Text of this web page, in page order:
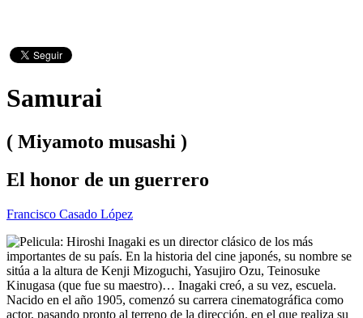
Samurai
( Miyamoto musashi )
El honor de un guerrero
Francisco Casado López
Hiroshi Inagaki es un director clásico de los más
importantes de su país. En la historia del cine japonés, su nombre se
sitúa a la altura de Kenji Mizoguchi, Yasujiro Ozu, Teinosuke
Kinugasa (que fue su maestro)… Inagaki creó, a su vez, escuela.
Nacido en el año 1905, comenzó su carrera cinematográfica como
actor, pasando pronto al terreno de la dirección, en el que realiza su